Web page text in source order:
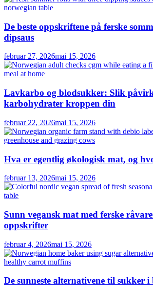
De beste oppskriftene på ferske
dipsaus
februar 27, 2026mai 15, 2026
Lavkarbo og blodsukker: Slik
karbohydrater kroppen din
februar 22, 2026mai 15, 2026
Hva er egentlig økologisk mat, og
februar 13, 2026mai 15, 2026
Sunn vegansk mat med ferske
oppskrifter
februar 4, 2026mai 15, 2026
De sunneste alternativene til sukker